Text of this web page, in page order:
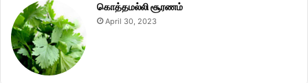
கொத்தமல்லி சூரணம்
April 30, 2023